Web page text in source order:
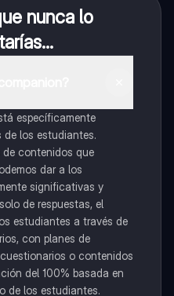
nunca lo
específicamente
los estudiantes.
contenidos que
dar a los
significativas y
de respuestas, el
estudiantes a través de
con planes de
o contenidos
del 100% basada en
de los estudiantes.